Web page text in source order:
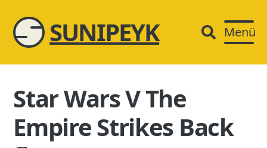
SUNIPEYK Menü
Star Wars V The
Empire Strikes Back